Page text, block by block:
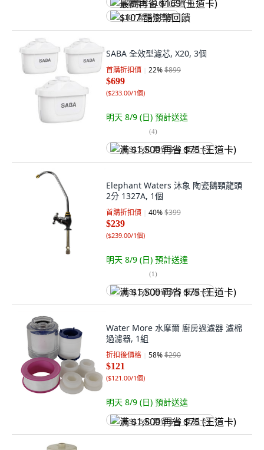
最高再省 $169 (王道卡)
$107 酷澎幣回饋
SABA 全效型濾芯, X20, 3個
首購折扣價 22%$899
$699
($233.00/1個)
明天 8/9 (日) 預計送達
(4)
满 $1,500 再省 $75 (王道卡)
Elephant Waters 沐象 陶瓷鵝頸龍頭
2分 1327A, 1個
首購折扣價 40%$399
$239
($239.00/1個)
明天 8/9 (日) 預計送達
(1)
满 $1,500 再省 $75 (王道卡)
Water More 水摩爾 廚房過濾器 濾棉
過濾器, 1組
折扣後價格 58%$290
$121
($121.00/1個)
明天 8/9 (日) 預計送達
满 $1,500 再省 $75 (王道卡)